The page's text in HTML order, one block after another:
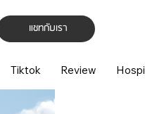
แชทกับเรา
Tiktok Review